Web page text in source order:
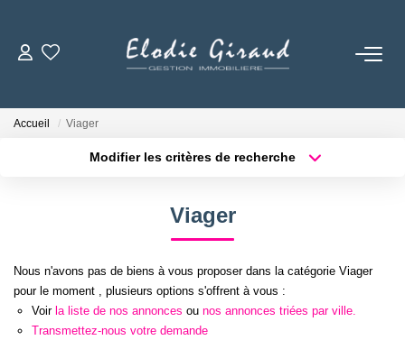
NOS TARIFS
Accueil Viager
Modifier les critères de recherche
Plus de critères Créer une alerte
Viager
Nous n'avons pas de biens à vous proposer dans la catégorie Viager
pour le moment , plusieurs options s'offrent à vous :
Voir la liste de nos annonces ou nos annonces triées par ville.
Transmettez-nous votre demande